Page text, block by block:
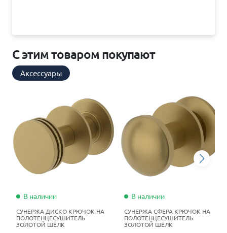
С этим товаром покупают
Аксессуары
В наличии
СУНЕРЖА ДИСКО КРЮЧОК НА
ПОЛОТЕНЦЕСУШИТЕЛЬ
ЗОЛОТОЙ ШЁЛК
В наличии
СУНЕРЖА СФЕРА КРЮЧОК НА
ПОЛОТЕНЦЕСУШИТЕЛЬ
ЗОЛОТОЙ ШЁЛК